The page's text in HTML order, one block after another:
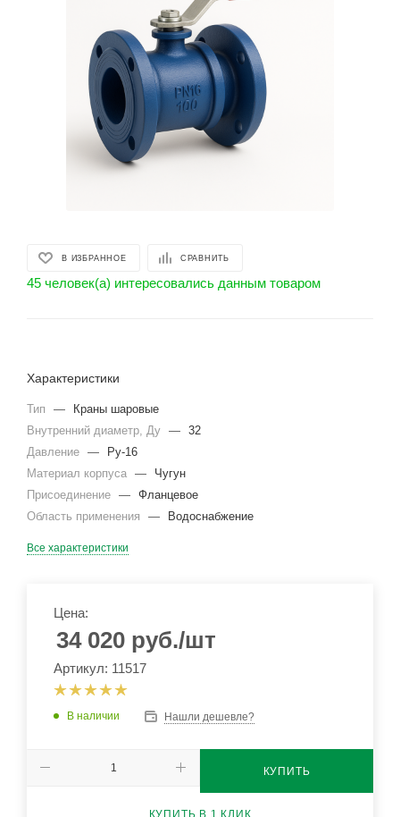
В ИЗБРАННОЕ СРАВНИТЬ
45 человек(а) интересовались данным товаром
Характеристики
Тип —
Краны шаровые
Внутренний диаметр, Ду — 32
Давление —
Ру-16
Материал корпуса —
Чугун
Присоединение — Фланцевое
Область применения
— Водоснабжение
Все характеристики
Цена:
34 020 руб./шт
Артикул: 11517
В наличии Нашли дешевле?
КУПИТЬ
КУПИТЬ В 1 КЛИК